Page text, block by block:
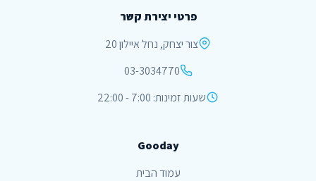
פרטי יצירת קשר
צור יצחק, נחל איילון 20
03-3034770
שעות זמינות: 7:00 - 22:00
Gooday
עמוד הבית